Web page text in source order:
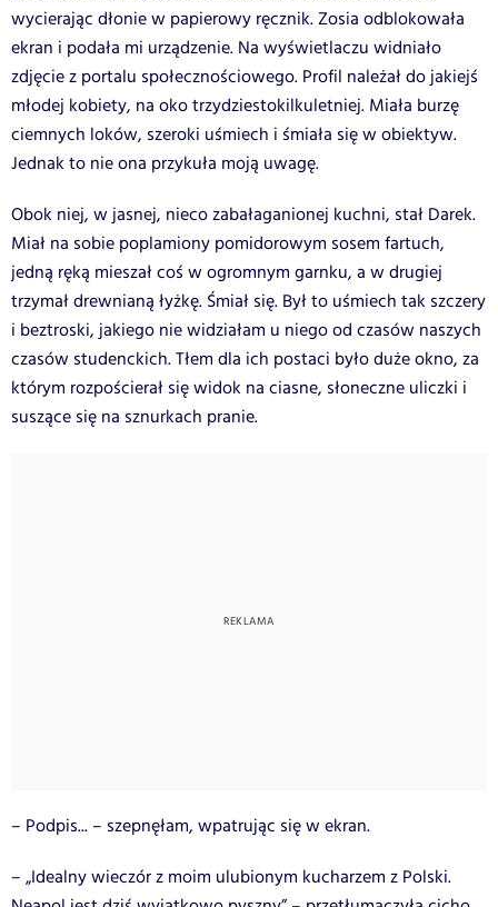
wycierając dłonie w papierowy ręcznik. Zosia odblokowała
ekran i podała mi urządzenie. Na wyświetlaczu widniało
zdjęcie z portalu społecznościowego. Profil należał do jakiejś
młodej kobiety, na oko trzydziestokilkuletniej. Miała burzę
ciemnych loków, szeroki uśmiech i śmiała się w obiektyw.
Jednak to nie ona przykuła moją uwagę.
Obok niej, w jasnej, nieco zabałaganionej kuchni, stał Darek.
Miał na sobie poplamiony pomidorowym sosem fartuch,
jedną ręką mieszał coś w ogromnym garnku, a w drugiej
trzymał drewnianą łyżkę. Śmiał się. Był to uśmiech tak szczery
i beztroski, jakiego nie widziałam u niego od czasów naszych
czasów studenckich. Tłem dla ich postaci było duże okno, za
którym rozpościerał się widok na ciasne, słoneczne uliczki i
suszące się na sznurkach pranie.
– Podpis... – szepnęłam, wpatrując się w ekran.
– „Idealny wieczór z moim ulubionym kucharzem z Polski.